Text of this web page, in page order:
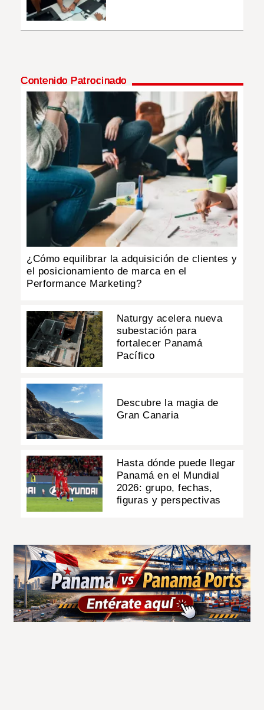
Contenido Patrocinado
¿Cómo equilibrar la adquisición de clientes y
el posicionamiento de marca en el
Performance Marketing?
Naturgy acelera nueva
subestación para
fortalecer Panamá
Pacífico
Descubre la magia de
Gran Canaria
Hasta dónde puede llegar
Panamá en el Mundial
2026: grupo, fechas,
figuras y perspectivas